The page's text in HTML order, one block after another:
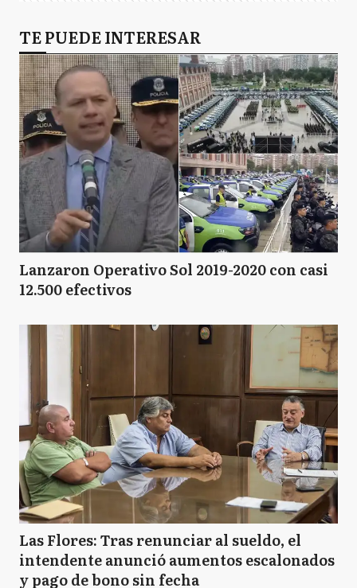
TE PUEDE INTERESAR
Lanzaron Operativo Sol 2019-2020 con casi
12.500 efectivos
Las Flores: Tras renunciar al sueldo, el
intendente anunció aumentos escalonados
y pago de bono sin fecha